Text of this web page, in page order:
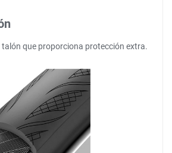
talón que proporciona protección extra.